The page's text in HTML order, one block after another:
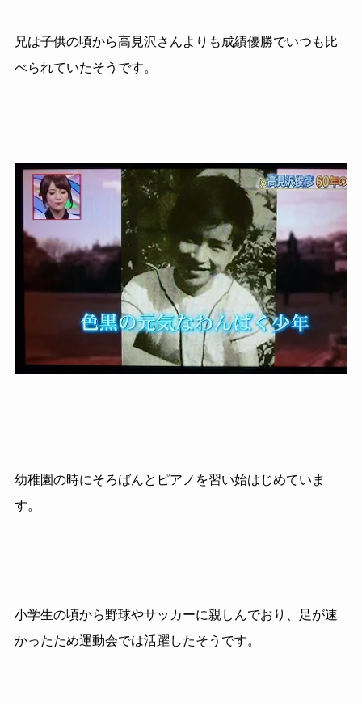
兄は子供の頃から高見沢さんよりも成績優勝でいつも比
べられていたそうです。
幼稚園の時にそろばんとピアノを習い始はじめていま
す。
小学生の頃から野球やサッカーに親しんでおり、足が速
かったため運動会では活躍したそうです。